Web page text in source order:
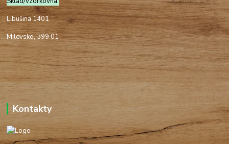
Libušina 1401
Milevsko, 399 01
Kontakty